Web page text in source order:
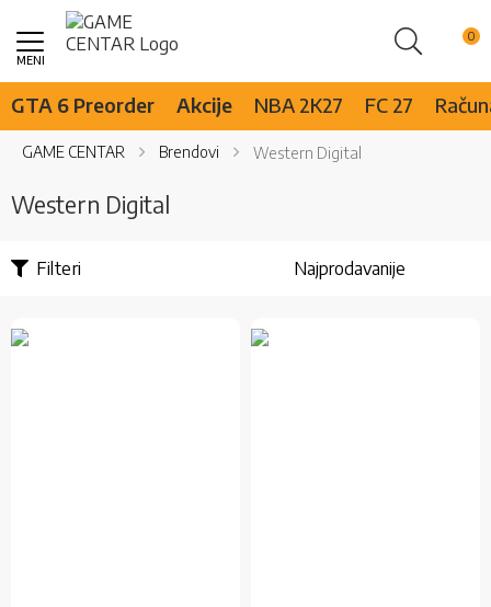
Pretraži
Skip
Content
GTA 6 Preorder Akcije NBA 2K27 FC 27
GAME CENTAR Brendovi Western Digital
Western Digital
Filteri